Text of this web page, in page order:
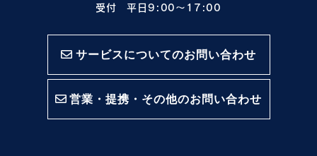
受付 平日9:00〜17:00
サービスについてのお問い合わせ
営業・提携・その他のお問い合わせ